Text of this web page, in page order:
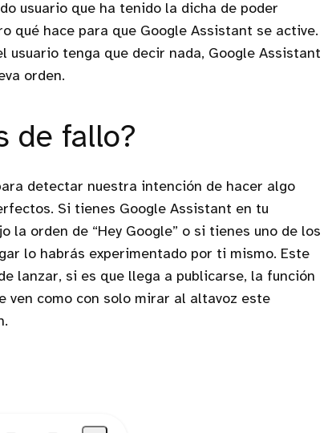
usuario que ha tenido la dicha de poder
qué hace para que Google Assistant se active.
usuario tenga que decir nada, Google Assistant
orden.
de fallo?
detectar nuestra intención de hacer algo
Si tienes Google Assistant en tu
orden de “Hey Google” o si tienes uno de los
lo habrás experimentado por ti mismo. Este
lanzar, si es que llega a publicarse, la función
ven como con solo mirar al altavoz este